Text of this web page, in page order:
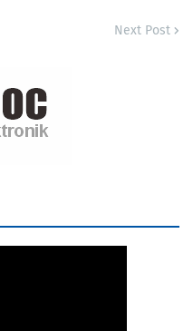
Next Post